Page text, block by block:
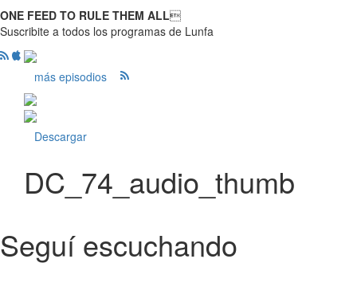
ONE FEED TO RULE THEM ALL
Suscribite a todos los programas de Lunfa
más episodios
Descargar
DC_74_audio_thumb
Seguí escuchando